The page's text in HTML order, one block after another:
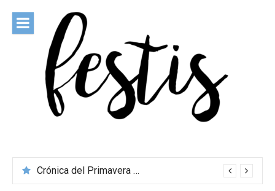
contenido
Crónica del Primavera Sound Porto 2026